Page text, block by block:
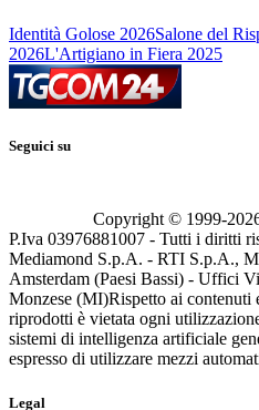
Identità Golose 2026Salone del
2026L'Artigiano in Fiera 2025
Seguici su
Copyright © 1999-
P.Iva 03976881007 - Tutti i diritti
Mediamond S.p.A. - RTI S.p.A.,
Amsterdam (Paesi Bassi) - Uffici
Monzese (MI)Rispetto ai contenuti
riprodotti è vietata ogni
sistemi di intelligenza artificiale
espresso di utilizzare mezzi
Legal